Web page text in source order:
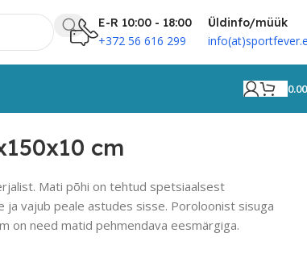
E-R 10:00 - 18:00
+372 56 616 299
Üldinfo/müük
cm
Mati põhi on tehtud spetsiaalsest
vajub peale astudes sisse. Poroloonist sisuga
on need matid pehmendava eesmärgiga.